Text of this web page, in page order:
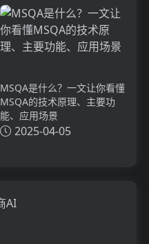
MSQA是什么？一文让你看懂
MSQA的技术原理、主要功
能、应用场景
2025-04-05